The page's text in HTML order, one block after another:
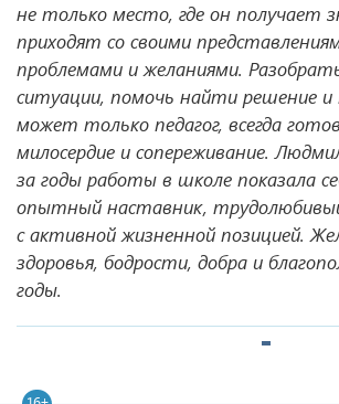
не только место, где он получает
приходят со своими
проблемами и желаниями.
ситуации, помочь найти решение
может только педагог, всегда
милосердие и сопереживание.
за годы работы в школе показала
опытный наставник,
с активной жизненной позицией.
здоровья, бодрости, добра и
годы.